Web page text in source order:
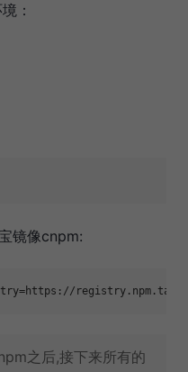
：
镜像cnpm:
//
之后,接下来所有的